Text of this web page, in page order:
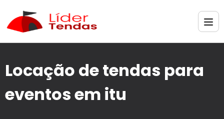
Locação de tendas para
eventos em itu